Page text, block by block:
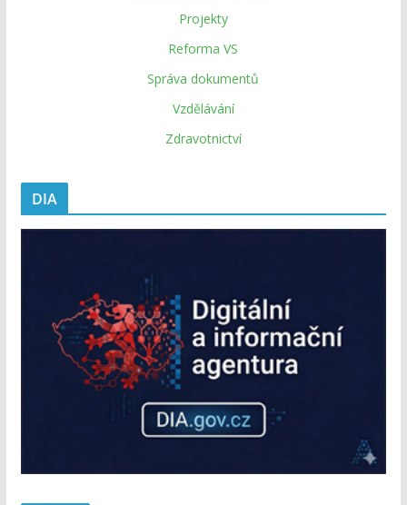
Projekty
Reforma VS
Správa dokumentů
Vzdělávání
Zdravotnictví
DIA